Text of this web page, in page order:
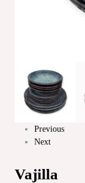
Previous
Next
Vajilla